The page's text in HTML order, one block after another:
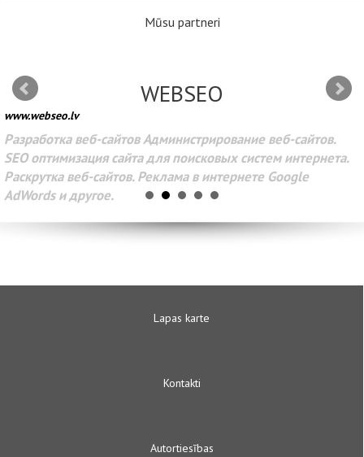
Mūsu partneri
WEBSEO
www.webseo.lv
Разработка веб-сайтов Администрирование веб-сайтов.
SEO оптимизация сайта для поисковых систем интернета.
Раскрутка веб-сайтов. Реклама в интернете Google
AdWords и другое.
Lapas karte
Kontakti
Autortiesības